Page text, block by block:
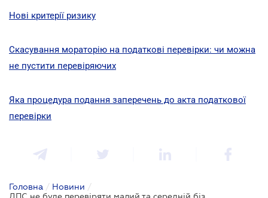
Нові критерії ризику
Скасування мораторію на податкові перевірки: чи можна
не пустити перевіряючих
Яка процедура подання заперечень до акта податкової
перевірки
Головна / Новини /